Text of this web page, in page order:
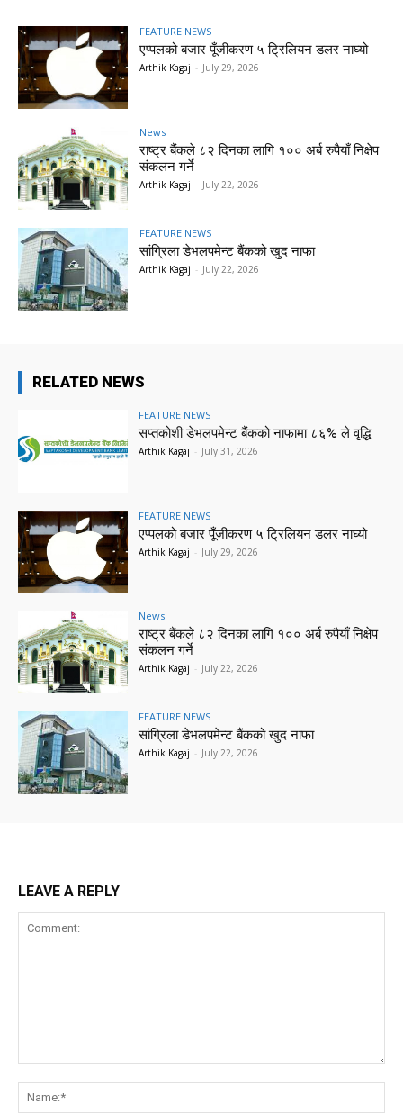
FEATURE NEWS
एप्पलको बजार पूँजीकरण ५ ट्रिलियन डलर नाघ्यो
Arthik Kagaj - July 29, 2026
News
राष्ट्र बैंकले ८२ दिनका लागि १०० अर्ब रुपैयाँ निक्षेप
संकलन गर्ने
Arthik Kagaj - July 22, 2026
FEATURE NEWS
सांग्रिला डेभलपमेन्ट बैंकको खुद नाफा
Arthik Kagaj - July 22, 2026
RELATED NEWS
FEATURE NEWS
सप्तकोशी डेभलपमेन्ट बैंकको नाफामा ८६% ले वृद्धि
Arthik Kagaj - July 31, 2026
FEATURE NEWS
एप्पलको बजार पूँजीकरण ५ ट्रिलियन डलर नाघ्यो
Arthik Kagaj - July 29, 2026
News
राष्ट्र बैंकले ८२ दिनका लागि १०० अर्ब रुपैयाँ निक्षेप
संकलन गर्ने
Arthik Kagaj - July 22, 2026
FEATURE NEWS
सांग्रिला डेभलपमेन्ट बैंकको खुद नाफा
Arthik Kagaj - July 22, 2026
LEAVE A REPLY